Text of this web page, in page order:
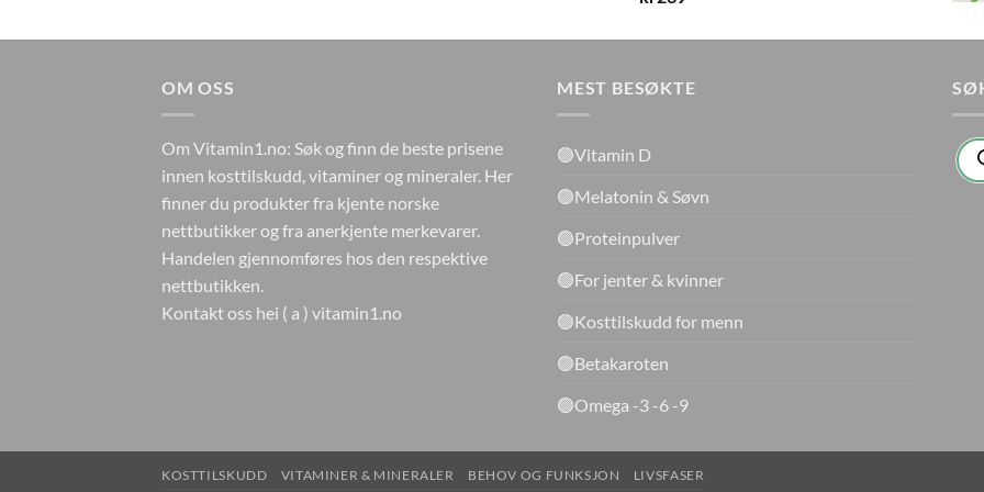
OM OSS
Om Vitamin1.no: Søk og finn de beste prisene
innen kosttilskudd, vitaminer og mineraler. Her
finner du produkter fra kjente norske
nettbutikker og fra anerkjente merkevarer.
Handelen gjennomføres hos den respektive
nettbutikken.
Kontakt oss hei ( a ) vitamin1.no
MEST BESØKTE
🟢Vitamin D
🟢Melatonin & Søvn
🟢Proteinpulver
🟢For jenter & kvinner
🟢Kosttilskudd for menn
🟢Betakaroten
🟢Omega -3 -6 -9
KOSTTILSKUDD VITAMINER & MINERALER BEHOV OG FUNKSJON LIVSFASER